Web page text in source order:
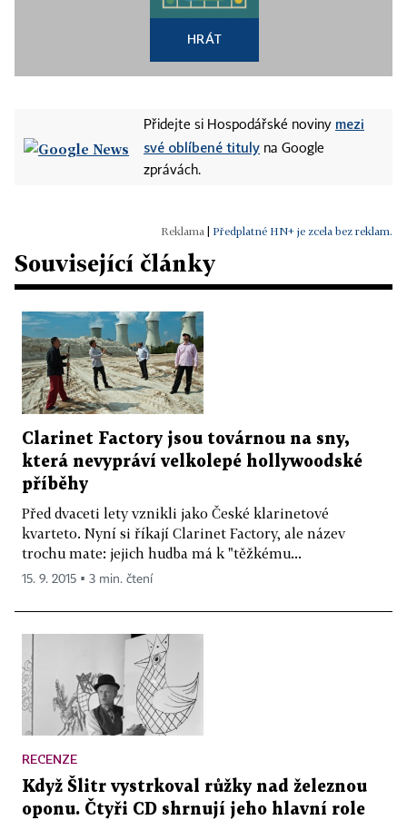
HRÁT
Přidejte si Hospodářské noviny mezi
své oblíbené tituly na Google
zprávách.
Předplatné HN+ je zcela bez reklam.
Související články
Clarinet Factory jsou továrnou na sny,
která nevypráví velkolepé hollywoodské
příběhy
Před dvaceti lety vznikli jako České klarinetové
kvarteto. Nyní si říkají Clarinet Factory, ale název
trochu mate: jejich hudba má k "těžkému...
15. 9. 2015 ▪ 3 min. čtení
RECENZE
Když Šlitr vystrkoval růžky nad železnou
oponu. Čtyři CD shrnují jeho hlavní role